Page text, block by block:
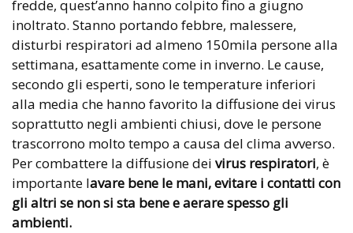
fredde, quest’anno hanno colpito fino a giugno
inoltrato. Stanno portando febbre, malessere,
disturbi respiratori ad almeno 150mila persone alla
settimana, esattamente come in inverno. Le cause,
secondo gli esperti, sono le temperature inferiori
alla media che hanno favorito la diffusione dei virus
soprattutto negli ambienti chiusi, dove le persone
trascorrono molto tempo a causa del clima avverso.
Per combattere la diffusione dei virus respiratori, è
importante lavare bene le mani, evitare i contatti con
gli altri se non si sta bene e aerare spesso gli
ambienti.